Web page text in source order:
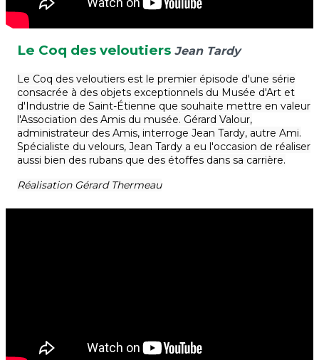
Le Coq des veloutiers Jean Tardy
Le Coq des veloutiers est le premier épisode d'une série
consacrée à des objets exceptionnels du Musée d'Art et
d'Industrie de Saint-Étienne que souhaite mettre en valeur
l'Association des Amis du musée. Gérard Valour,
administrateur des Amis, interroge Jean Tardy, autre Ami.
Spécialiste du velours, Jean Tardy a eu l'occasion de réaliser
aussi bien des rubans que des étoffes dans sa carrière.
Réalisation Gérard Thermeau